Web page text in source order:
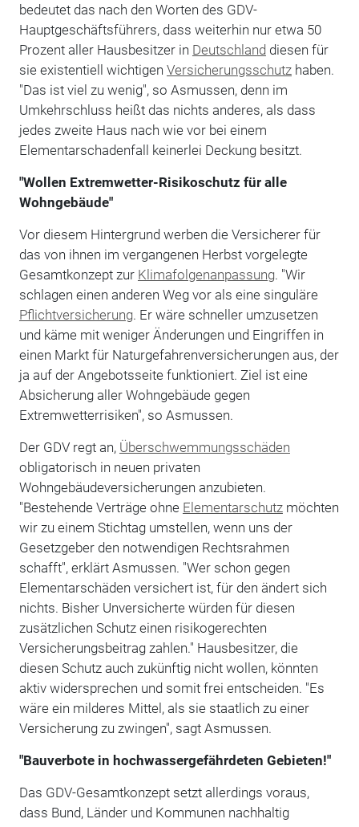
bedeutet das nach den Worten des GDV-
Hauptgeschäftsführers, dass weiterhin nur etwa 50
Prozent aller Hausbesitzer in Deutschland diesen für
sie existentiell wichtigen Versicherungsschutzhaben.
"Das ist viel zu wenig", so Asmussen, denn im
Umkehrschluss heißt das nichts anderes, als dass
jedes zweite Haus nach wie vor bei einem
Elementarschadenfall keinerlei Deckung besitzt.
"Wollen Extremwetter-Risikoschutz für alle
Wohngebäude"
Vor diesem Hintergrund werben die Versicherer für
das von ihnen im vergangenen Herbst vorgelegte
Gesamtkonzept zur Klimafolgenanpassung. "Wir
schlagen einen anderen Weg vor als eine singuläre
Pflichtversicherung. Er wäre schneller umzusetzen
und käme mit weniger Änderungen und Eingriffen in
einen Markt für Naturgefahrenversicherungen aus, der
ja auf der Angebotsseite funktioniert. Ziel ist eine
Absicherung aller Wohngebäude gegen
Extremwetterrisiken", so Asmussen.
Der GDV regt an, Überschwemmungsschäden
obligatorisch in neuen privaten
Wohngebäudeversicherungen anzubieten.
"Bestehende Verträge ohne Elementarschutzmöchten
wir zu einem Stichtag umstellen, wenn uns der
Gesetzgeber den notwendigen Rechtsrahmen
schafft", erklärt Asmussen. "Wer schon gegen
Elementarschäden versichert ist, für den ändert sich
nichts. Bisher Unversicherte würden für diesen
zusätzlichen Schutz einen risikogerechten
Versicherungsbeitrag zahlen." Hausbesitzer, die
diesen Schutz auch zukünftig nicht wollen, könnten
aktiv widersprechen und somit frei entscheiden. "Es
wäre ein milderes Mittel, als sie staatlich zu einer
Versicherung zu zwingen", sagt Asmussen.
"Bauverbote in hochwassergefährdeten Gebieten!"
Das GDV-Gesamtkonzept setzt allerdings voraus,
dass Bund, Länder und Kommunen nachhaltig